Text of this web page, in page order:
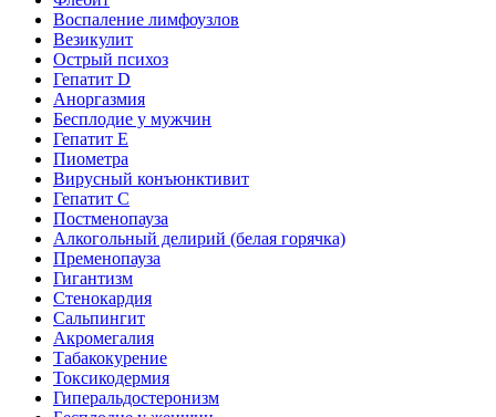
Воспаление лимфоузлов
Везикулит
Острый психоз
Гепатит D
Аноргазмия
Бесплодие у мужчин
Гепатит E
Пиометра
Вирусный конъюнктивит
Гепатит C
Постменопауза
Алкогольный делирий (белая горячка)
Пременопауза
Гигантизм
Стенокардия
Сальпингит
Акромегалия
Табакокурение
Токсикодермия
Гиперальдостеронизм